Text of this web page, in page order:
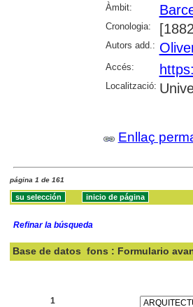
Àmbit:
Cronologia:
Autors add.:
Accés:
Localització:
Enllaç
página 1 de 161
Refinar la búsqueda
Base de datos fons : Formulario
1